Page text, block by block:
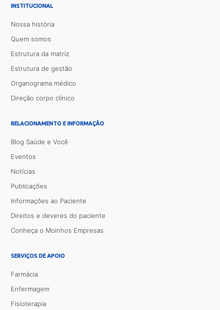
INSTITUCIONAL
Nossa história
Quem somos
Estrutura da matriz
Estrutura de gestão
Organograma médico
Direção corpo clínico
RELACIONAMENTO E INFORMAÇÃO
Blog Saúde e Você
Eventos
Notícias
Publicações
Informações ao Paciente
Direitos e deveres do paciente
Conheça o Moinhos Empresas
SERVIÇOS DE APOIO
Farmácia
Enfermagem
Fisioterapia